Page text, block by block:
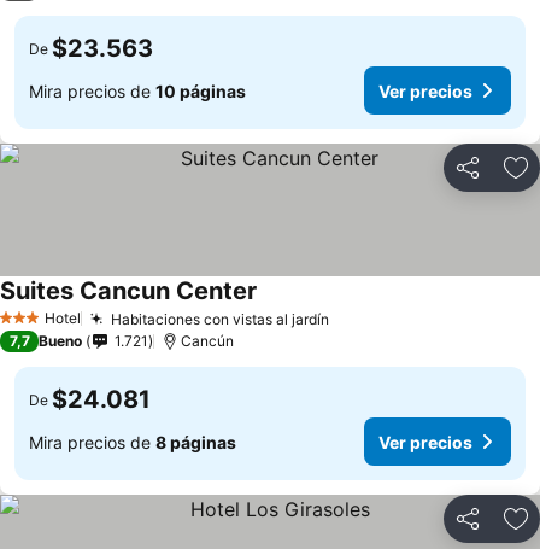
De $23.563
Mira precios de 10 páginas Ver precios
Compartir
3 Estrellas
Hotel Habitaciones con vistas al jardín
Suites Cancun Center
7,7 Bueno 1.721 Cancún
De $24.081
Mira precios de 8 páginas Ver precios
Compartir